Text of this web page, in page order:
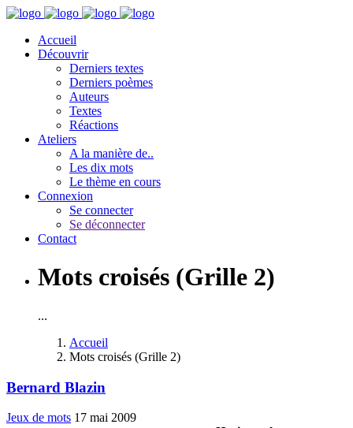
Accueil
Découvrir
Derniers textes
Derniers poèmes
Auteurs
Textes
Réactions
Ateliers
A la manière de..
Les dix mots
Le thème en cours
Connexion
Se connecter
Se déconnecter
Contact
Mots croisés (Grille 2)
...
Accueil
Mots croisés (Grille 2)
Bernard Blazin
Jeux de mots 17 mai 2009